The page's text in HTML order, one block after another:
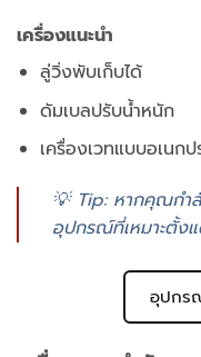
เครื่องแนะนำ
ลู่วิ่งพับเก็บได้
ดัมเบลปรับน้ำหนัก
เครื่องเวทแบบอเนก
💡 Tip: หากคุณกำ
อุปกรณ์ที่เหมาะตั้งแ
อุปกร